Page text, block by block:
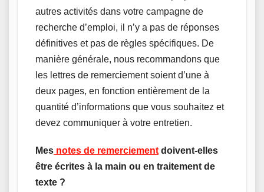
autres activités dans votre campagne de
recherche d’emploi, il n’y a pas de réponses
définitives et pas de règles spécifiques. De
manière générale, nous recommandons que
les lettres de remerciement soient d’une à
deux pages, en fonction entièrement de la
quantité d’informations que vous souhaitez et
devez communiquer à votre entretien.
Mes notes de remerciement doivent-elles
être écrites à la main ou en traitement de
texte ?